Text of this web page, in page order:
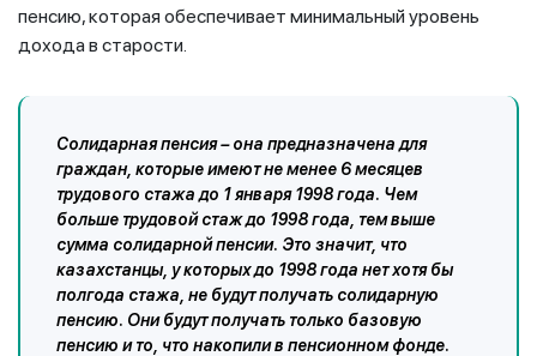
пенсию, которая обеспечивает минимальный уровень
дохода в старости.
Солидарная пенсия – она предназначена для
граждан, которые имеют не менее 6 месяцев
трудового стажа до 1 января 1998 года. Чем
больше трудовой стаж до 1998 года, тем выше
сумма солидарной пенсии. Это значит, что
казахстанцы, у которых до 1998 года нет хотя бы
полгода стажа, не будут получать солидарную
пенсию. Они будут получать только базовую
пенсию и то, что накопили в пенсионном фонде.